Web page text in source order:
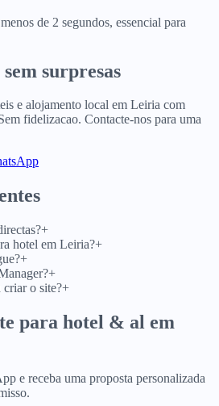
de 2 segundos, essencial para
surpresas
e alojamento local em Leiria com
fidelizacao. Contacte-nos para uma
+
hotel em Leiria?+
+
+
criar o site?+
para hotel & al em
e receba uma proposta personalizada